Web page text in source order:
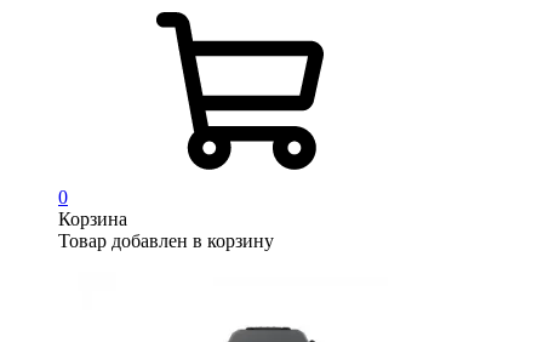
0
Корзина
Товар добавлен в корзину